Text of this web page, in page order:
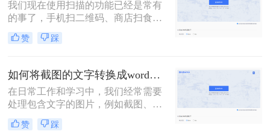
word方法！
我们现在使用扫描的功能已经是常有
的事了，手机扫二维码、商店扫食品
条形码等等。这些都是我们现在对于
扫描功能的应用，那么我们可以在工
吗？接下来就让我们来给大家介绍扫
描的文件怎么转换成word吧！
赞 踩
如何将截图的文字转换成word？四种简单好用方法分享！
在日常工作和学习中，我们经常需要
处理包含文字的图片，例如截图、扫
描文档等。为了更高效地利用这些信
息，将截图中的文字提取出来显得尤
赞 踩